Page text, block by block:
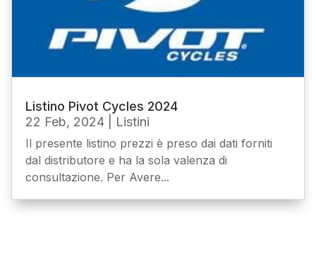
Listino Pivot Cycles 2024
22 Feb, 2024
Listini
Il presente listino prezzi è preso dai dati forniti
dal distributore e ha la sola valenza di
consultazione. Per Avere...